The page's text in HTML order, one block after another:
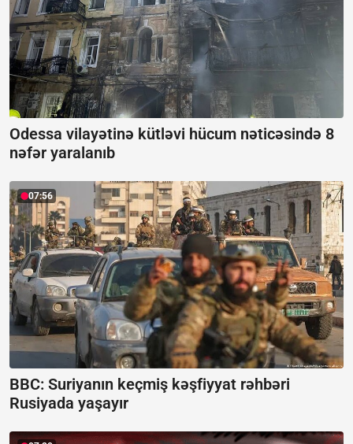
Odessa vilayətinə kütləvi hücum nəticəsində 8
nəfər yaralanıb
07:56
BBC: Suriyanın keçmiş kəşfiyyat rəhbəri
Rusiyada yaşayır